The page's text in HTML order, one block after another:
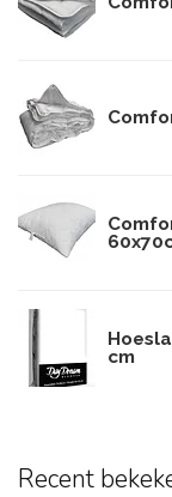
cm
Recent